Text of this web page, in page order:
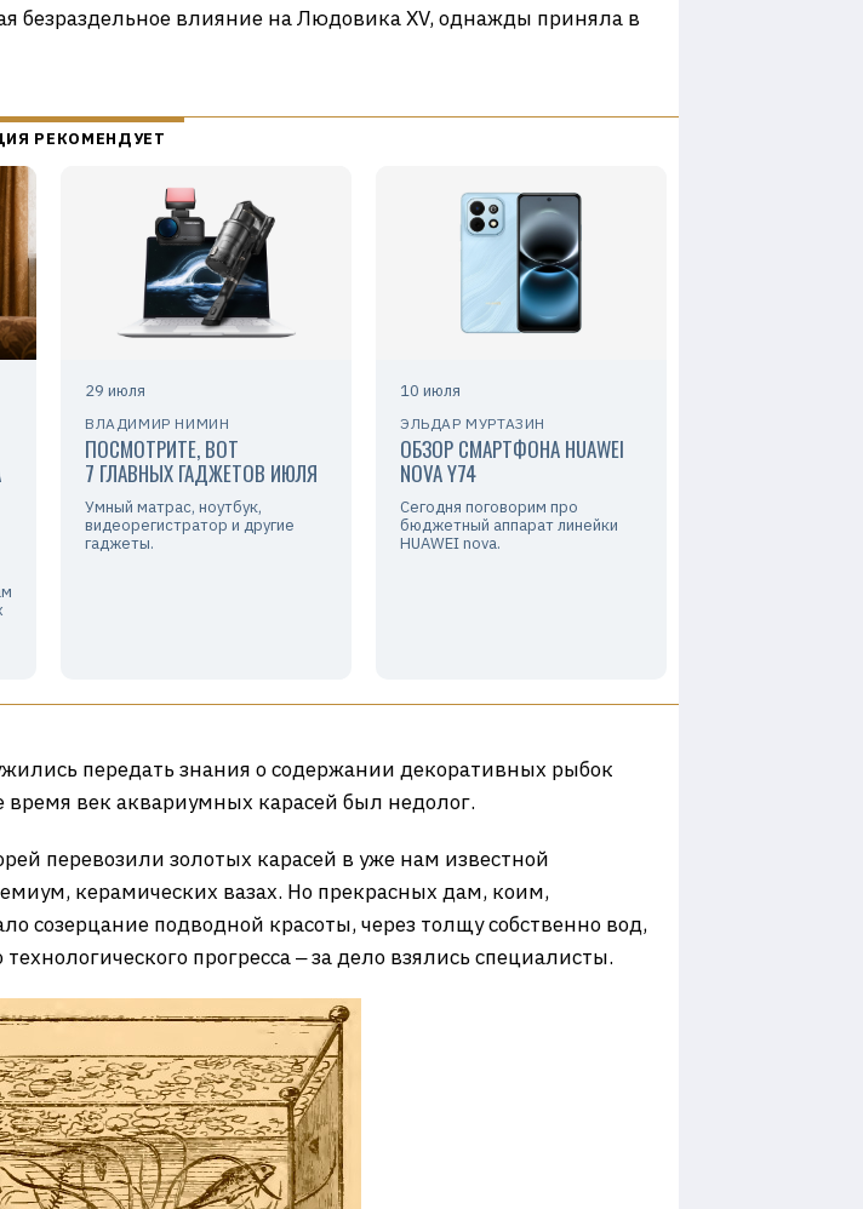
влияние на Людовика XV, однажды приняла в
29 июля
ВЛАДИМИР НИМИН
ПОСМОТРИТЕ, ВОТ
7 ГЛАВНЫХ ГАДЖЕТОВ ИЮЛЯ
Умный матрас, ноутбук,
видеорегистратор и другие
гаджеты.
10 июля
ЭЛЬДАР МУРТАЗИН
ОБЗОР СМАРТФОНА HUAWEI
NOVA Y74
Сегодня поговорим про
бюджетный аппарат линейки
HUAWEI nova.
передать знания о содержании декоративных рыбок
век аквариумных карасей был недолог.
перевозили золотых карасей в уже нам известной
керамических вазах. Но прекрасных дам, коим,
созерцание подводной красоты, через толщу собственно вод,
прогресса ‒ за дело взялись специалисты.